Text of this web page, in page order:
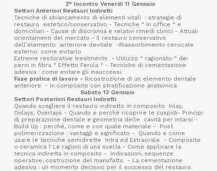
2° Incontro Venerdì 11 Gennaio
Settori Anteriori Restauri Indiretti
Tecniche di sbiancamento di elementi vitali
: strategie di
restauro
estetico/conservativo - Tecniche “ In office “ e
domiciliari - Cause di discromia e relativi rimedi clinici - Attuali
orientamenti del mercato - Il restauro conservativo
dell’elemento
anteriore devitale
-Riassorbimento cervicale
esterno: come evitarlo
Extreme restorative treatments
- Utilizzo “ ragionato “ dei
perni in fibra “ Effetto Ferula “ - Tecniche di cementazione
adesiva : come evitare gli insuccessi.
Fase pratica di lavoro - Ricostruzione di un elemento dentale
anteriore
- In composito con stratificazione anatomica
Sabato 12 Gennaio
Settori Posteriori Restauri Indiretti
Quando scegliere il restauro indiretto in composito
Inlay,
Onlays, Overlays - Quando e perché ricoprire le cuspidi- Principi
di preparazione dentale e geometria delle
cavità per intarsi -
Build Up : perché, come e con quale materiale -
Post
polimerizzazione : vantaggi e significato -
Quando e come
usare le tecniche semidirette
Intra ed Extraorale
- Composito
o ceramica ? Le ragioni di una scelta - Come applicare la
tecnica indiretta in composito -
Indicazioni, sequenze
operative, costruzione del manufatto
- La cementazione
adesiva : un momento decisivo per il successo del restauro.